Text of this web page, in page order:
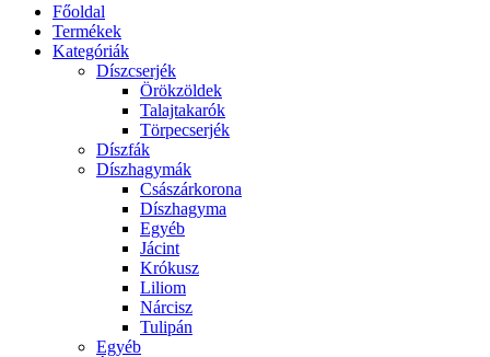
Főoldal
Termékek
Kategóriák
Díszcserjék
Örökzöldek
Talajtakarók
Törpecserjék
Díszfák
Díszhagymák
Császárkorona
Díszhagyma
Egyéb
Jácint
Krókusz
Liliom
Nárcisz
Tulipán
Egyéb